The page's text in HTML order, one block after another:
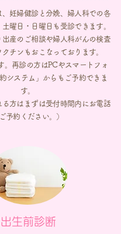
、妊婦健診と分娩、婦人科での各
曜日・日曜日も受診できます。
出産のご相談や婦人科がんの検査
チンもおこなっております。
。再診の方はPCやスマートフォ
システム」からもご予約できま
す。
る方はまずは受付時間内にお電話
予約ください。）
出生前診断